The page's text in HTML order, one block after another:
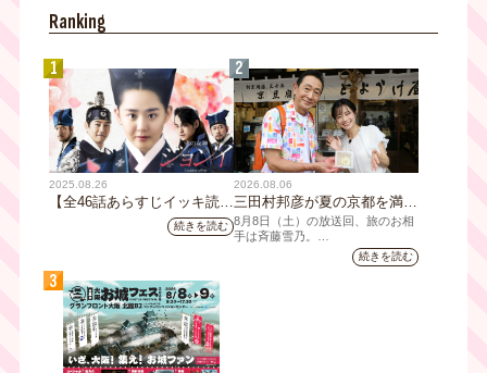
人を達成しました。
Ranking
1
2025.08.26
【全46話あらすじイッキ読
み】韓国ドラマ『火の女神
ジョンイ』｜テレビ大阪 9
ート
続きを読む
2
2026.08.06
三田村邦彦が夏の京都を満喫
｜太っ腹な「無限朝食」、住
宅街の隠れ家・角打ち、売り
切れ御免の夏の名物を堪能！
三田村大絶賛！暑い時こそ食
8月8日（土）の放送回、旅のお相
手は斉藤雪乃。
「おとな旅あるき旅」は毎週土曜
続きを読む
3